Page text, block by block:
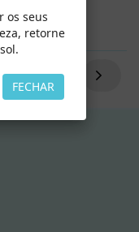
os seus
retorne
FECHAR